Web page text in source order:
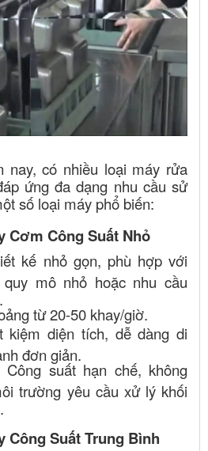
nay, có nhiều loại máy rửa
ứng đa dạng nhu cầu sử
số loại máy phổ biến:
Cơm Công Suất Nhỏ
kế nhỏ gọn, phù hợp với
mô nhỏ hoặc nhu cầu
từ 20-50 khay/giờ.
kiệm diện tích, dễ dàng di
đơn giản.
Công suất hạn chế, không
trường yêu cầu xử lý khối
Công Suất Trung Bình